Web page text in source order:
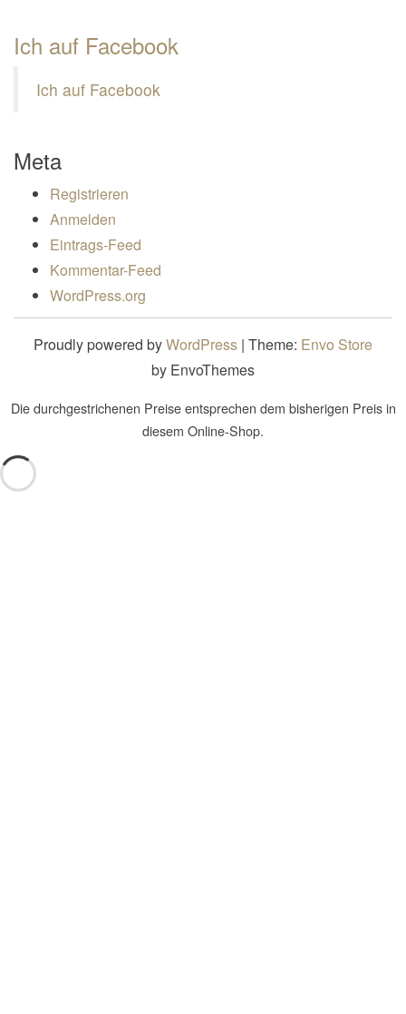
Ich auf Facebook
Ich auf Facebook
Meta
Registrieren
Anmelden
Eintrags-Feed
Kommentar-Feed
WordPress.org
Proudly powered byWordPress | Theme: Envo Store
by EnvoThemes
Die durchgestrichenen Preise entsprechen dem bisherigen Preis in
diesem Online-Shop.